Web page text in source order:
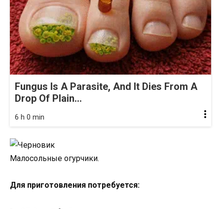
Fungus Is A Parasite, And It Dies From A
Drop Of Plain...
6 h 0 min
Малосольные огурчики.
Для приготовления потребуется: